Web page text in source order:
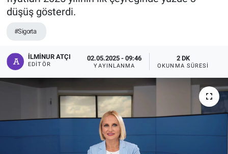
düşüş gösterdi.
#Sigorta
İLMINUR ATÇI
EDITÖR
02.05.2025 - 09:46
YAYINLANMA
2 DK
OKUNMA SÜRESI
Haber Arşivi